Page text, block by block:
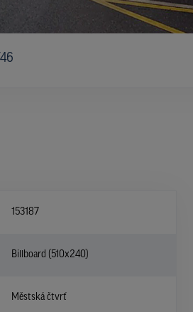
153187
Billboard (510x240)
Městská čtvrť